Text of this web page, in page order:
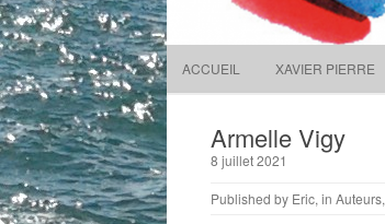
ACCUEIL XAVIER PIERRE
Armelle Vigy
8 juillet 2021
Published by Eric, in Auteurs,